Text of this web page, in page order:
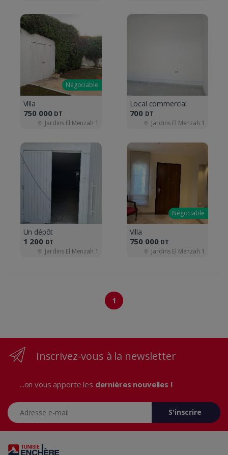
Négociable
Villa
750 000 DT
Jardins El Menzah 1
Local commercial
700 DT
Jardins El Menzah 1
Un dépôt
1 200 DT
Jardins El Menzah 1
Négociable
Villa
750 000 DT
Jardins El Menzah 1
1
Inscrivez-vous à la newsletter
...on vous apporte les dernières nouvelles !
Adresse e-mail
S'inscrire